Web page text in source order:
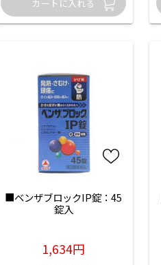
■ベンザブロックIP錠：45
錠入
1,634円